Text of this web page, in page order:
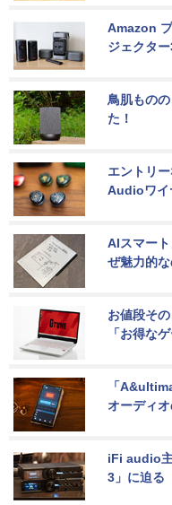
Amazon
ジェクタ
鳥肌もの
た！
エントリ
Audioワイ
AIスマー
ぜ魅力的な
お値段そ
「お得な
「
オーディ
iFi audio
3」に迫る